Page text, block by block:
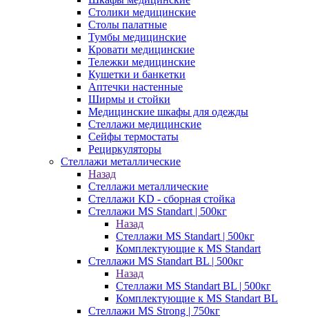
Столики медицинские
Столы палатные
Тумбы медицинские
Кровати медицинские
Тележки медицинские
Кушетки и банкетки
Аптечки настенные
Ширмы и стойки
Медицинские шкафы для одежды
Стеллажи медицинские
Сейфы термостаты
Рециркуляторы
Стеллажи металлические
Назад
Стеллажи металлические
Стеллажи KD - сборная стойка
Стеллажи MS Standart | 500кг
Назад
Стеллажи MS Standart | 500кг
Комплектующие к MS Standart
Стеллажи MS Standart BL | 500кг
Назад
Стеллажи MS Standart BL | 500кг
Комплектующие к MS Standart BL
Стеллажи MS Strong | 750кг